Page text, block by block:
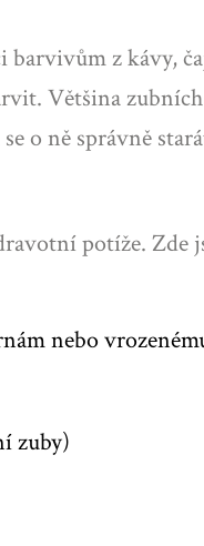
barvivům z kávy,
Většina
o ně správně
potíže. Zde
nebo
zuby)